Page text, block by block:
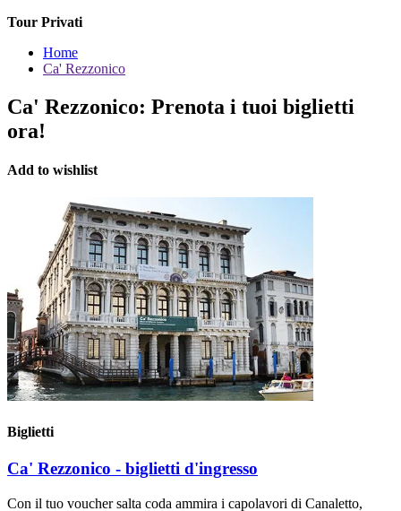
Tour Privati
Home
Ca' Rezzonico
Ca' Rezzonico: Prenota i tuoi biglietti
ora!
Add to wishlist
Biglietti
Ca' Rezzonico - biglietti d'ingresso
Con il tuo voucher salta coda ammira i capolavori di Canaletto,